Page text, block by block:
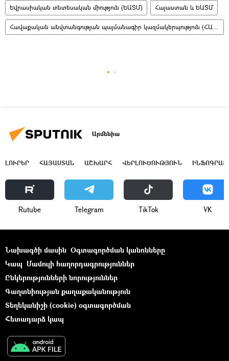
Եվրասիական տնտեսական միություն (ԵԱՏՄ) Հայաստան և ԵԱՏՄ
Հավաքական անվտանգության պայմանագիր կազմակերպություն (ՀԱՊԿ)
Արմենիա
ԼՈՒՐԵՐ ՀԱՅԱՍՏԱՆ ԱՇԽԱՐՀ ՎԵՐԼՈՒԾՈՒԹՅՈՒՆ
Rutube Telegram ТikТоk VK
Նախագծի մասին Օգտագործման կանոնները
Կապ Մամուլի հաղորդագրություններ
Ընկերությունների նորություններ
Գաղտնիության քաղաքականություն
Տեղեկանիշի (cookie) օգտագործման
Հետադարձ կապ